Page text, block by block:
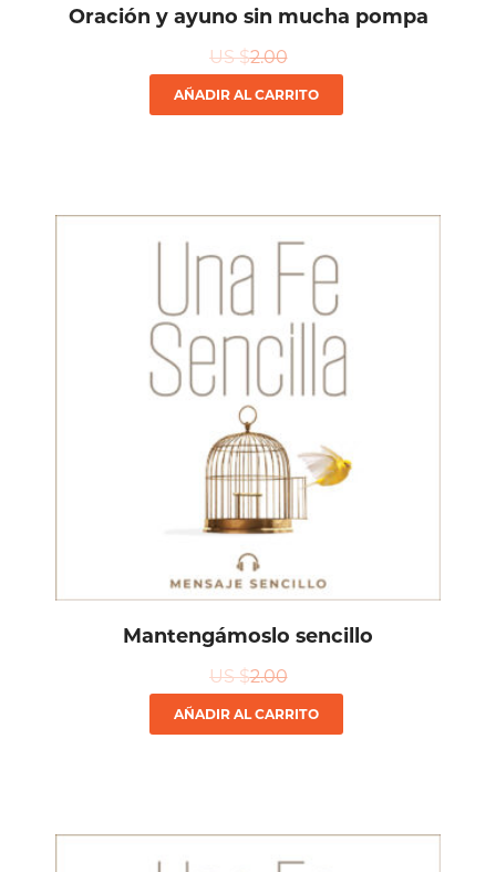
Oración y ayuno sin mucha pompa
US $2.00
AÑADIR AL CARRITO
Mantengámoslo sencillo
US $2.00
AÑADIR AL CARRITO